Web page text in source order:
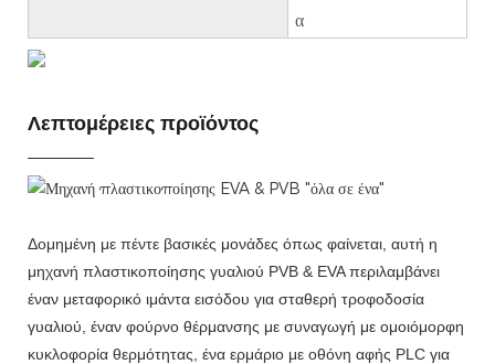
α
Λεπτομέρειες προϊόντος
Δομημένη με πέντε βασικές μονάδες όπως φαίνεται, αυτή η
μηχανή πλαστικοποίησης γυαλιού PVB & EVA περιλαμβάνει
έναν μεταφορικό ιμάντα εισόδου για σταθερή τροφοδοσία
γυαλιού, έναν φούρνο θέρμανσης με συναγωγή με ομοιόμορφη
κυκλοφορία θερμότητας, ένα ερμάριο με οθόνη αφής PLC για